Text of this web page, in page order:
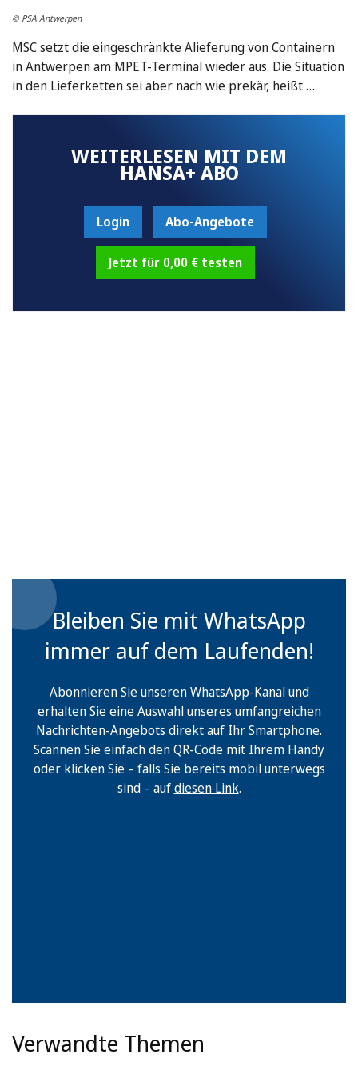
© PSA Antwerpen
MSC setzt die eingeschränkte Alieferung von Containern
in Antwerpen am MPET-Terminal wieder aus. Die Situation
in den Lieferketten sei aber nach wie prekär, heißt …
WEITERLESEN MIT DEM
HANSA+ ABO
Login Abo-Angebote
Jetzt für 0,00 € testen
Bleiben Sie mit WhatsApp
immer auf dem Laufenden!
Abonnieren Sie unseren WhatsApp-Kanal und
erhalten Sie eine Auswahl unseres umfangreichen
Nachrichten-Angebots direkt auf Ihr Smartphone.
Scannen Sie einfach den QR-Code mit Ihrem Handy
oder klicken Sie – falls Sie bereits mobil unterwegs
sind – aufdiesen Link.
Verwandte Themen